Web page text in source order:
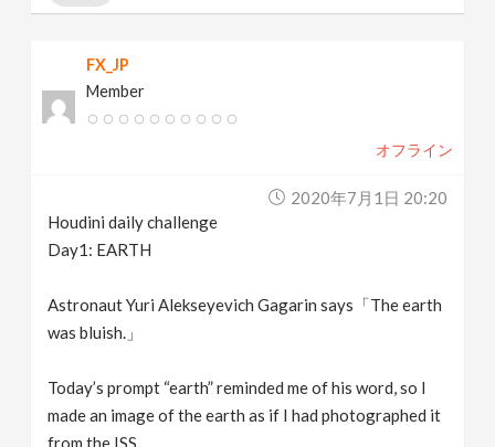
FX_JP
Member
オフライン
2020年7月1日 20:20
Houdini daily challenge
Day1: EARTH
Astronaut Yuri Alekseyevich Gagarin says「The earth
was bluish.」
Today’s prompt “earth” reminded me of his word, so I
made an image of the earth as if I had photographed it
from the ISS.